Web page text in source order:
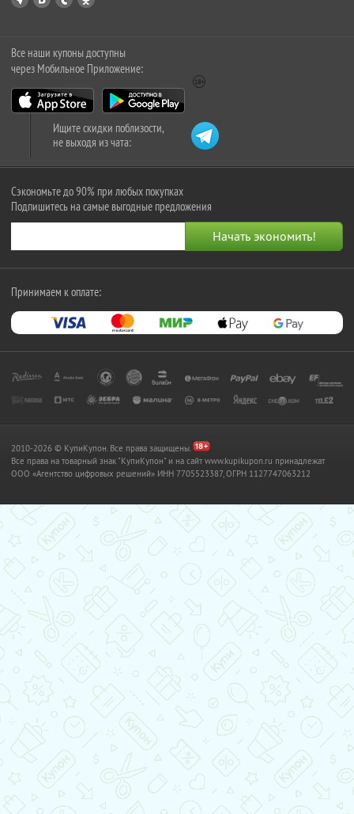
Все наши купоны доступны
через Мобильное Приложение:
Ищите скидки поблизости,
не выходя из чата:
Сэкономьте до 90% при любых покупках
Подпишитесь на самые выгодные предложения
Принимаем к оплате:
2010-2026 © КупиКупон. Все права защищены.
Все права на товарный знак "КупиКупон" и на сайт www.kupikupon.ru принадлежат
OOO «Агентство цифровых решений» ИНН 7705523387, ОГРН 1127747063212